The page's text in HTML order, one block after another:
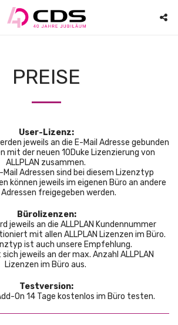
PREISE
User-Lizenz:
jeweils an die E-Mail Adresse gebunden
mit der neuen 10Duke Lizenzierung von
ALLPLAN zusammen.
Adressen sind bei diesem Lizenztyp
können jeweils im eigenen Büro an andere
Adressen freigegeben werden.
Bürolizenzen:
jeweils an die ALLPLAN Kundennummer
mit allen ALLPLAN Lizenzen im Büro.
ist auch unsere Empfehlung.
jeweils an der max. Anzahl ALLPLAN
Lizenzen im Büro aus.
Testversion:
On 14 Tage kostenlos im Büro testen.